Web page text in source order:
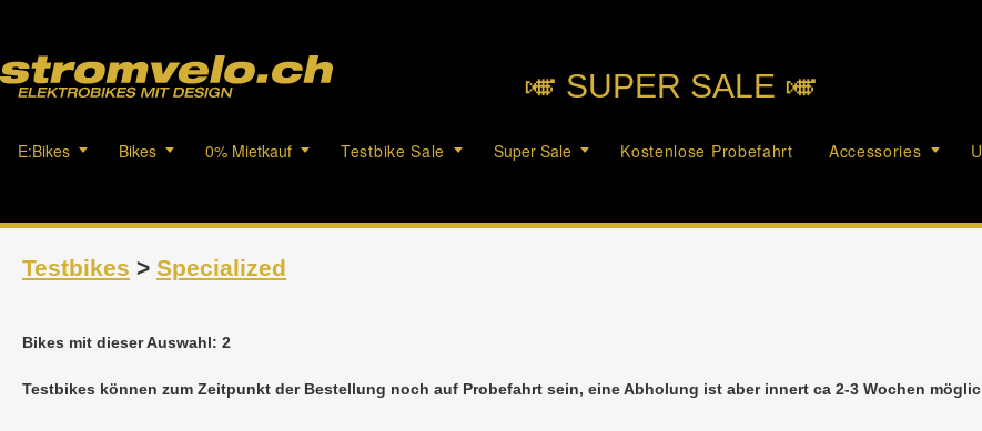
🎺︎ SUPER SALE 🎺︎
E:Bikes Bikes 0% Mietkauf Testbike Sale Super Sale Kostenlose Probefahrt Accessories
Testbikes > Specialized
Bikes mit dieser Auswahl: 2
Testbikes können zum Zeitpunkt der Bestellung noch auf Probefahrt sein, eine Abholung ist aber innert ca 2-3 Wochen